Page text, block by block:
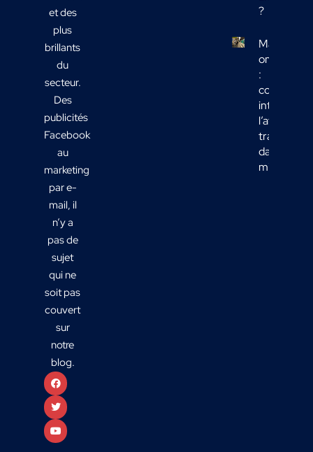
et des
plus
brillants
du
secteur.
Des
publicités
Facebook
au
marketing
par e-
mail, il
n’y a
pas de
sujet
qui ne
soit pas
couvert
sur
notre
blog.
?
Marketing
omnicanal
:
comment
intégrer
l’affichage
transport
dans votre
mix média